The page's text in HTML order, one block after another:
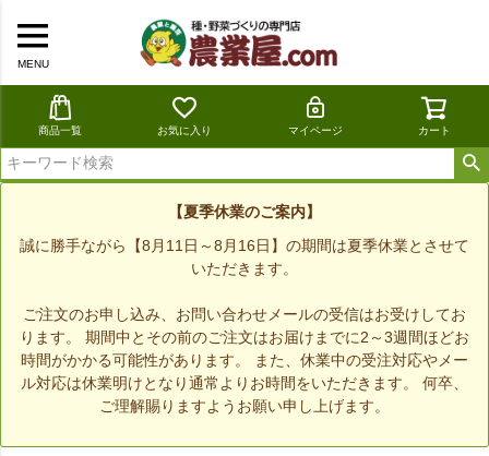
MENU
商品一覧 お気に入り マイページ カート
【夏季休業のご案内】
誠に勝手ながら【8月11日～8月16日】の期間は夏季休業とさせて
いただきます。
ご注文のお申し込み、お問い合わせメールの受信はお受けしてお
ります。 期間中とその前のご注文はお届けまでに2～3週間ほどお
時間がかかる可能性があります。 また、休業中の受注対応やメー
ル対応は休業明けとなり通常よりお時間をいただきます。 何卒、
ご理解賜りますようお願い申し上げます。